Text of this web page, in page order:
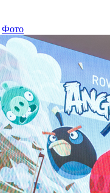
Фото